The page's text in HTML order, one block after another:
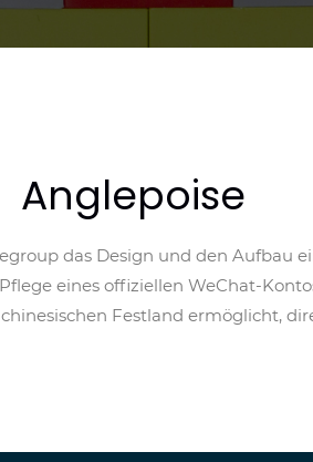
Anglepoise
das Design und den Aufbau
eines offiziellen WeChat-
Festland ermöglicht,